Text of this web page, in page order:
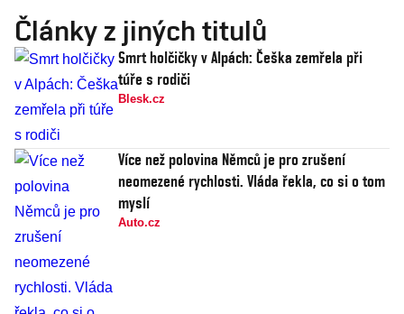
Články z jiných titulů
Smrt holčičky v Alpách: Češka zemřela při
túře s rodiči
Blesk.cz
Více než polovina Němců je pro zrušení
neomezené rychlosti. Vláda řekla, co si o tom
myslí
Auto.cz